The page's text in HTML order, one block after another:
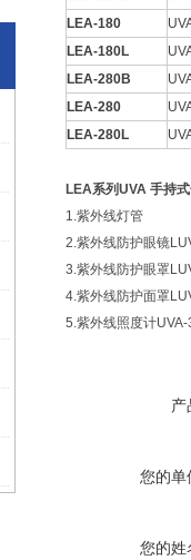
LEA-180
LEA-180L
LEA-280B
LEA-280
LEA-280L
LEA系列UVA 手持
1.紫外线灯管
2.紫外线防护眼镜
3.紫外线防护眼罩
4.紫外线防护面罩
5.紫外线照度计
产
您的单
您的姓